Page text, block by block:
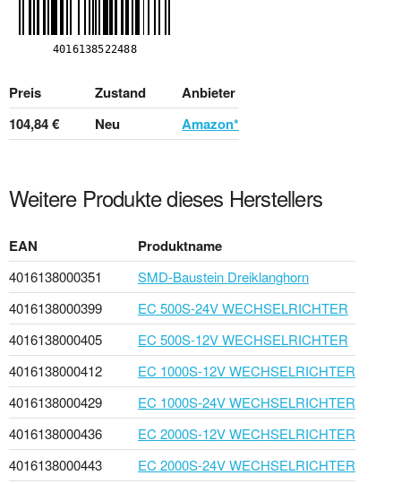
Preis Zustand
Anbieter
104,84 €
Neu Amazon*
Weitere Produkte dieses Herstellers
EAN Produktname
4016138000351
SMD-Baustein Dreiklanghorn
4016138000399
EC 500S-24V WECHSELRICHTER
4016138000405
EC 500S-12V WECHSELRICHTER
4016138000412
EC 1000S-12V WECHSELRICHTER
4016138000429
EC 1000S-24V WECHSELRICHTER
4016138000436
EC 2000S-12V WECHSELRICHTER
4016138000443
EC 2000S-24V WECHSELRICHTER